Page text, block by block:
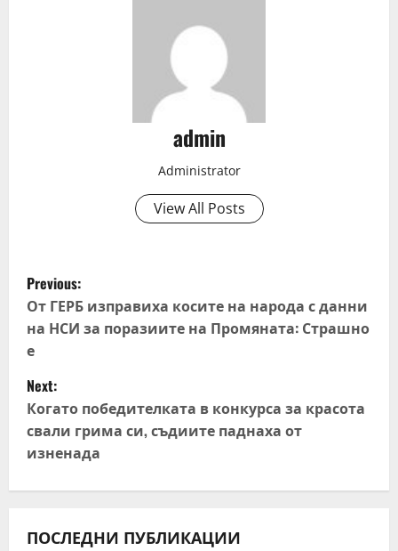
admin
Administrator
View All Posts
P
o
s
t
n
a
v
i
Previous:
От ГЕРБ изправиха косите на народа с данни
на НСИ за поразиите на Промяната: Страшно
е
Next:
Когато победителката в конкурса за красота
свали грима си, съдиите паднаха от
изненада
ПОСЛЕДНИ ПУБЛИКАЦИИ